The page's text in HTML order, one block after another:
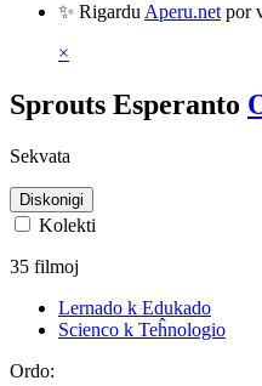
✨ Rigardu Aperu.net por
×
Sprouts Esperanto
Sekvata
Diskonigi
Kolekti
35 filmoj
Lernado k Edukado
Scienco k Teĥnologio
Ordo: